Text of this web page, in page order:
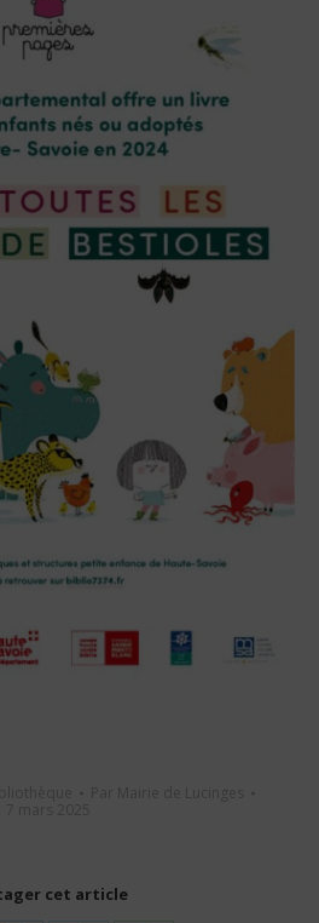
cet article